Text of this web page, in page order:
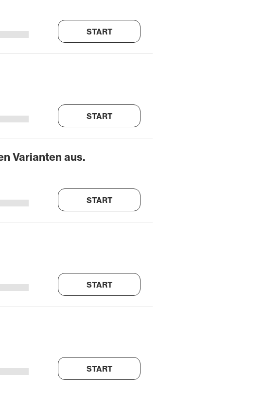
START
START
Varianten aus.
START
START
START